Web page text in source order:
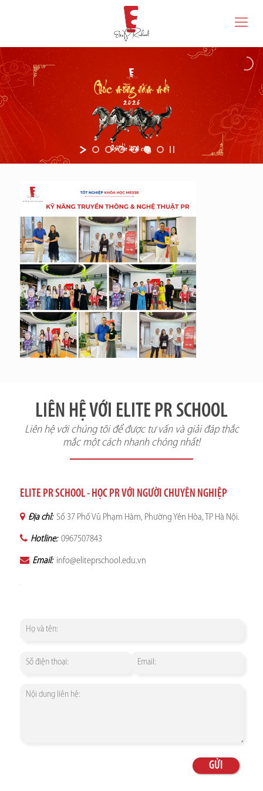
LIÊN HỆ VỚI ELITE PR SCHOOL
Liên hệ với chúng tôi để được tư vấn và giải đáp thắc
mắc một cách nhanh chóng nhất!
ELITE PR SCHOOL - HỌC PR VỚI NGƯỜI CHUYÊN NGHIỆP
Địa chỉ: Số 37 Phố Vũ Phạm Hàm, Phường Yên Hòa, TP Hà Nội.
Hotline: 0967507843
Email: info@eliteprschool.edu.vn